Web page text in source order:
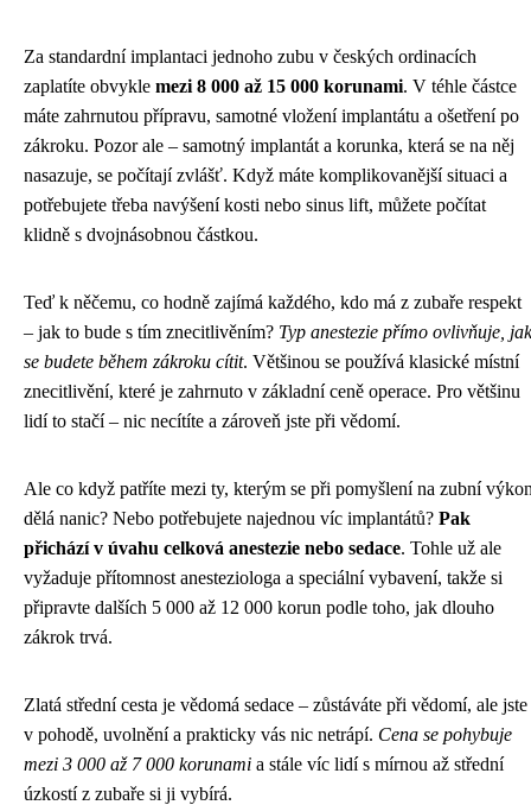
Za standardní implantaci jednoho zubu v českých ordinacích
zaplatíte obvykle mezi 8 000 až 15 000 korunami. V téhle částce
máte zahrnutou přípravu, samotné vložení implantátu a ošetření po
zákroku. Pozor ale – samotný implantát a korunka, která se na něj
nasazuje, se počítají zvlášť. Když máte komplikovanější situaci a
potřebujete třeba navýšení kosti nebo sinus lift, můžete počítat
klidně s dvojnásobnou částkou.
Teď k něčemu, co hodně zajímá každého, kdo má z zubaře respekt
– jak to bude s tím znecitlivěním? Typ anestezie přímo ovlivňuje, jak
se budete během zákroku cítit. Většinou se používá klasické místní
znecitlivění, které je zahrnuto v základní ceně operace. Pro většinu
lidí to stačí – nic necítíte a zároveň jste při vědomí.
Ale co když patříte mezi ty, kterým se při pomyšlení na zubní
dělá nanic? Nebo potřebujete najednou víc implantátů? Pak
přichází v úvahu celková anestezie nebo sedace. Tohle už ale
vyžaduje přítomnost anesteziologa a speciální vybavení, takže si
připravte dalších 5 000 až 12 000 korun podle toho, jak dlouho
zákrok trvá.
Zlatá střední cesta je vědomá sedace – zůstáváte při vědomí, ale jste
v pohodě, uvolnění a prakticky vás nic netrápí. Cena se pohybuje
mezi 3 000 až 7 000 korunami a stále víc lidí s mírnou až střední
úzkostí z zubaře si ji vybírá.